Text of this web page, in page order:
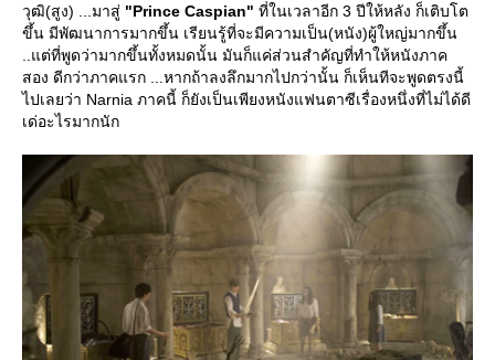
วุฒิ(สูง) ...มาสู่ "Prince Caspian" ที่ในเวลาอีก 3 ปีให้หลัง ก็เติบโต
ขึ้น มีพัฒนาการมากขึ้น เรียนรู้ที่จะมีความเป็น(หนัง)ผู้ใหญ่มากขึ้น
..แต่ที่พูดว่ามากขึ้นทั้งหมดนั้น มันก็แค่ส่วนสำคัญที่ทำให้หนังภาค
สอง ดีกว่าภาคแรก ...หากถ้าลงลึกมากไปกว่านั้น ก็เห็นทีจะพูดตรงนี้
ไปเลยว่า Narnia ภาคนี้ ก็ยังเป็นเพียงหนังแฟนตาซีเรื่องหนึ่งที่ไม่ได้ดี
เด่อะไรมากนัก